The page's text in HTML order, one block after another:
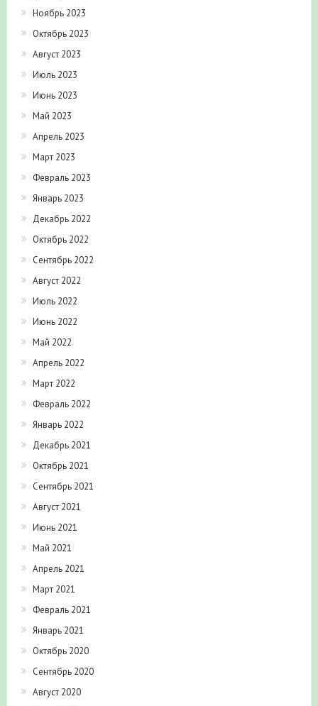
Ноябрь 2023
Октябрь 2023
Август 2023
Июль 2023
Июнь 2023
Май 2023
Апрель 2023
Март 2023
Февраль 2023
Январь 2023
Декабрь 2022
Октябрь 2022
Сентябрь 2022
Август 2022
Июль 2022
Июнь 2022
Май 2022
Апрель 2022
Март 2022
Февраль 2022
Январь 2022
Декабрь 2021
Октябрь 2021
Сентябрь 2021
Август 2021
Июнь 2021
Май 2021
Апрель 2021
Март 2021
Февраль 2021
Январь 2021
Октябрь 2020
Сентябрь 2020
Август 2020